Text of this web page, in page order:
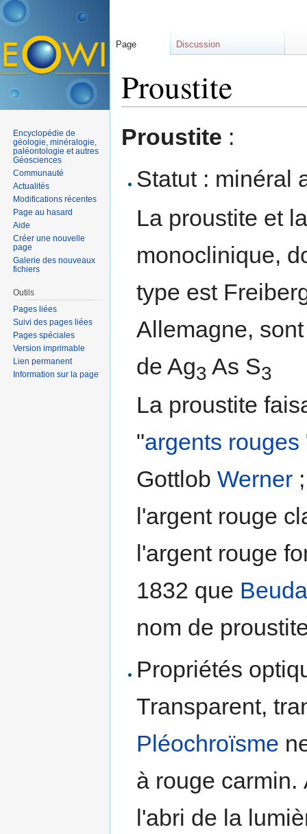
Proustite
Proustite :
Statut : minéral
La proustite et
monoclinique,
type est
Allemagne,
de Ag3 As S3
La proustite
"argents rouges
GottlobWerner
l'argent rouge
l'argent rouge
1832 que
nom de
Propriétés
Transparent,
Pléochroïsme
à rouge carmin.
l'abri de la
Page Discussion
Encyclopédie de
géologie, minéralogie,
paléontologie et autres
Géosciences
Communauté
Actualités
Modifications récentes
Page au hasard
Aide
Créer une nouvelle
page
Galerie des nouveaux
fichiers
Outils
Pages liées
Suivi des pages liées
Pages spéciales
Version imprimable
Lien permanent
Information sur la page